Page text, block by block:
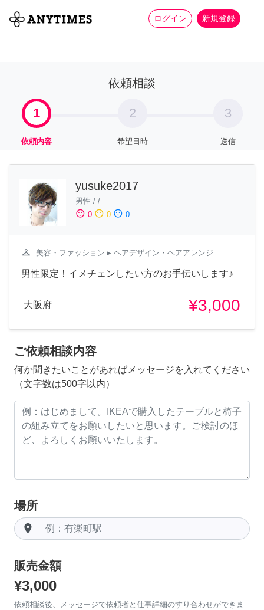
ログイン 新規登録
全て 家事 more_horiz
依頼相談
1
依頼内容
2
希望日時
3
送信
yusuke2017
男性 / /
sentiment_satisfied 0 sentiment_neutral 0 sentiment_dissatisfied 0
checkroom 美容・ファッション ▸ ヘアデザイン・ヘアアレンジ
男性限定！イメチェンしたい方のお手伝いします♪
大阪府 ¥3,000
ご依頼相談内容
何か聞きたいことがあればメッセージを入れてください
（文字数は500字以内）
場所
room
販売金額
¥3,000
依頼相談後、メッセージで依頼者と仕事詳細のすり合わせができま